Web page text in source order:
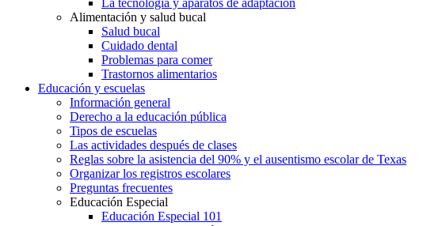
Alimentación y salud bucal
Salud bucal
Cuidado dental
Problemas para comer
Trastornos alimentarios
Educación y escuelas
Información general
Derecho a la educación pública
Tipos de escuelas
Las actividades después de clases
Reglas sobre la asistencia del 90% y el ausentismo escolar de Texas
Organizar los registros escolares
Preguntas frecuentes
Educación Especial
Educación Especial 101